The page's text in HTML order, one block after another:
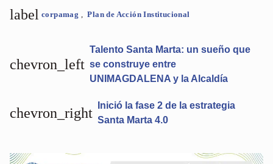
label corpamag , Plan de Acción Institucional
chevron_left
Talento Santa Marta: un sueño que
se construye entre
UNIMAGDALENA y la Alcaldía
Inició la fase 2 de la estrategia
Santa Marta 4.0
chevron_right